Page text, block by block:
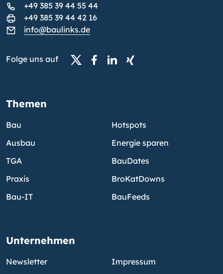
+49 385 39 44 55 44
+49 385 39 44 42 16
info@baulinks.de
Folge uns auf
Themen
Bau
Ausbau
TGA
Praxis
Bau-IT
Hotspots
Energie sparen
BauDates
BroKatDowns
BauFeeds
Unternehmen
Newsletter Impressum